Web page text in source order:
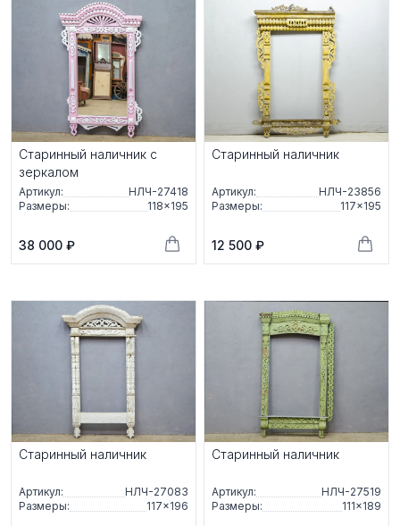
Старинный наличник с
зеркалом
Артикул:
НЛЧ-27418
Размеры:
118×195
38 000 ₽
Старинный наличник
Артикул:
НЛЧ-23856
Размеры:
117×195
12 500 ₽
Старинный наличник
Артикул:
НЛЧ-27083
Размеры:
117×196
Старинный наличник
Артикул:
НЛЧ-27519
Размеры:
111×189